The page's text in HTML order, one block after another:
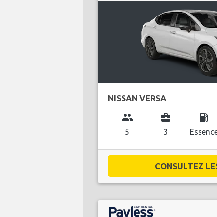
NISSAN VERSA
group
5
business_center
3
local_gas_station
CONSULTEZ